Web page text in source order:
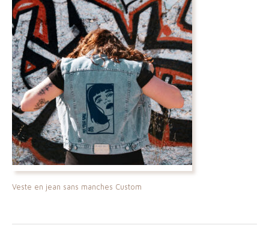
Veste en jean sans manches Custom